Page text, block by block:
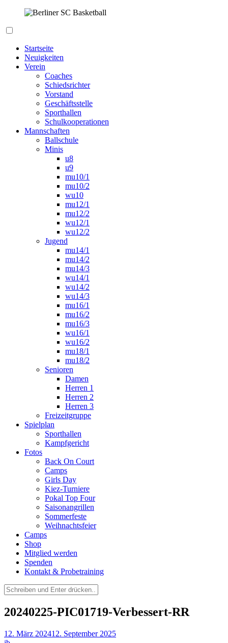
springen
Startseite
Neuigkeiten
Verein
Coaches
Schiedsrichter
Vorstand
Geschäftsstelle
Sporthallen
Schulkooperationen
Mannschaften
Ballschule
Minis
u8
u9
mu10/1
mu10/2
wu10
mu12/1
mu12/2
wu12/1
wu12/2
Jugend
mu14/1
mu14/2
mu14/3
wu14/1
wu14/2
wu14/3
mu16/1
mu16/2
mu16/3
wu16/1
wu16/2
mu18/1
mu18/2
Senioren
Damen
Herren 1
Herren 2
Herren 3
Freizeitgruppe
Spielplan
Sporthallen
Kampfgericht
Fotos
Back On Court
Camps
Girls Day
Kiez-Turniere
Pokal Top Four
Saisonangrillen
Sommerfeste
Weihnachtsfeier
Camps
Shop
Mitglied werden
Spenden
Kontakt & Probetraining
Suchen
nach:
20240225-PIC01719-Verbessert-RR
12. März 202412. September 2025